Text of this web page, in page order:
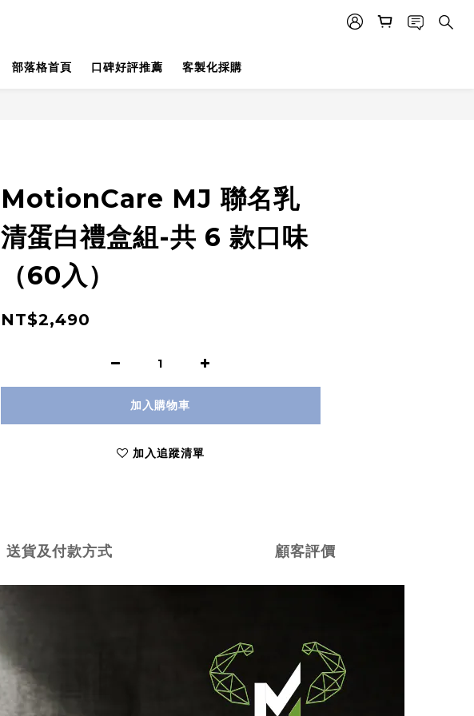
部落格首頁 口碑好評推薦 客製化採購
MotionCare MJ 聯名乳
清蛋白禮盒組-共 6 款口味
（60入）
NT$2,490
加入購物車
加入追蹤清單
送貨及付款方式 顧客評價